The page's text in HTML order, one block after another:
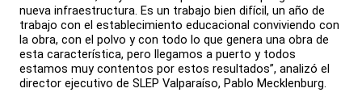
nueva infraestructura. Es un trabajo bien difícil, un año de
trabajo con el establecimiento educacional conviviendo con
la obra, con el polvo y con todo lo que genera una obra de
esta característica, pero llegamos a puerto y todos
estamos muy contentos por estos resultados”, analizó el
director ejecutivo de SLEP Valparaíso, Pablo Mecklenburg.